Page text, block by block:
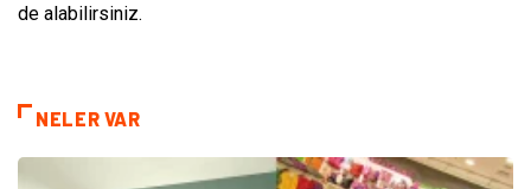
de alabilirsiniz.
NELER VAR